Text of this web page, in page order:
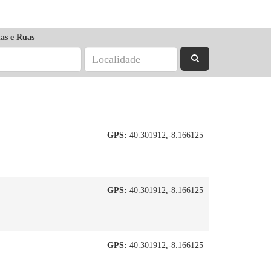
e Ruas
GPS: 40.301912,-8.166125
GPS: 40.301912,-8.166125
GPS: 40.301912,-8.166125